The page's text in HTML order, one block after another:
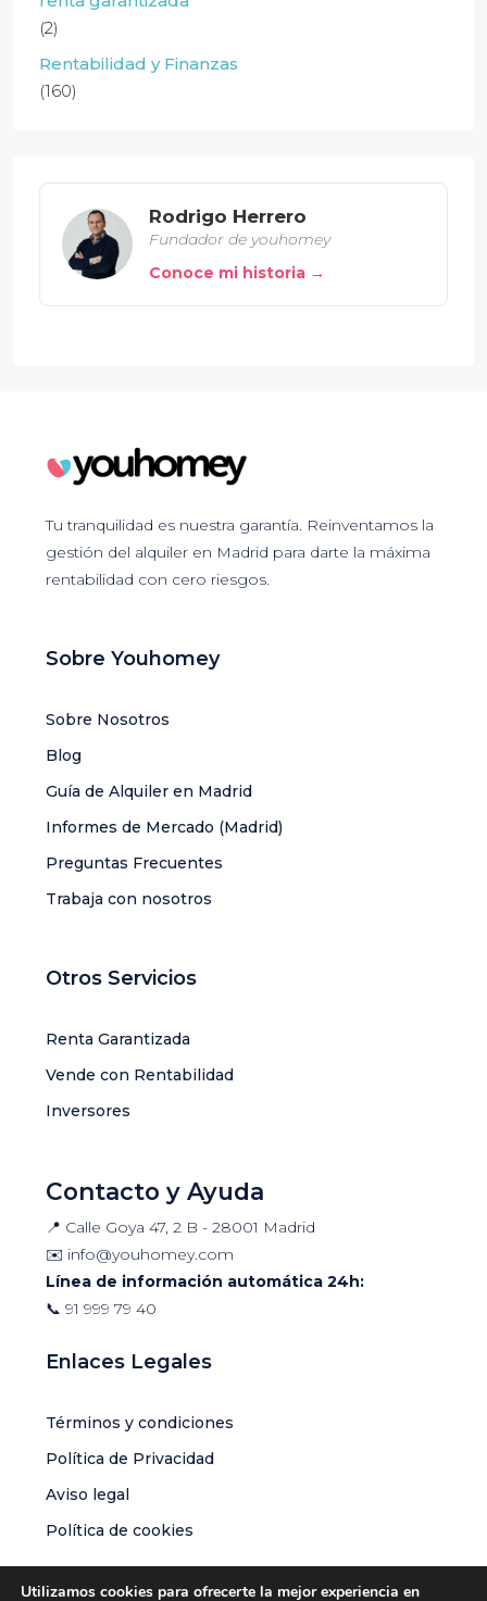
(2)
Rentabilidad y Finanzas
(160)
Rodrigo Herrero
Fundador de youhomey
Conoce mi historia →
Tu tranquilidad es nuestra garantía. Reinventamos la
gestión del alquiler en Madrid para darte la máxima
rentabilidad con cero riesgos.
Sobre Youhomey
Sobre Nosotros
Blog
Guía de Alquiler en Madrid
Informes de Mercado (Madrid)
Preguntas Frecuentes
Trabaja con nosotros
Otros Servicios
Renta Garantizada
Vende con Rentabilidad
Inversores
Contacto y Ayuda
📍 Calle Goya 47, 2 B - 28001 Madrid
✉️ info@youhomey.com
Línea de información automática 24h:
📞 91 999 79 40
Enlaces Legales
Términos y condiciones
Política de Privacidad
Aviso legal
Política de cookies
Utilizamos cookies para ofrecerte la mejor experiencia en